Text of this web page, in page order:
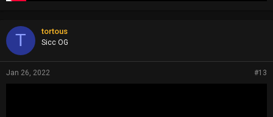
T tortous
Sicc OG
Jan 26, 2022 #13